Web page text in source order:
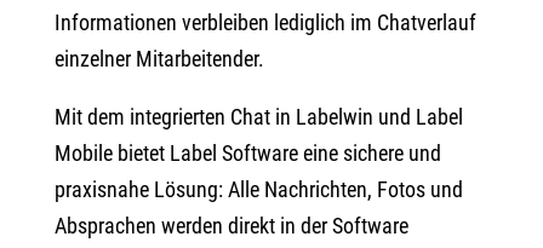
Informationen verbleiben lediglich im Chatverlauf
einzelner Mitarbeitender.
Mit dem integrierten Chat in Labelwin und Label
Mobile bietet Label Software eine sichere und
praxisnahe Lösung: Alle Nachrichten, Fotos und
Absprachen werden direkt in der Software